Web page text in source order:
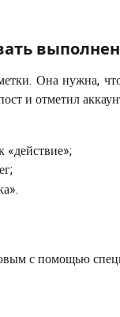
Она нужна,
и отметил
«действие»;
с помощью